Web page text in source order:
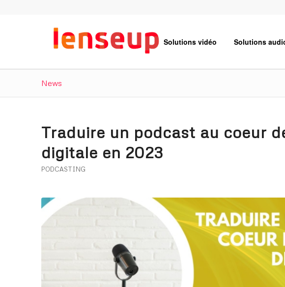
Solutions vidéo Solutions
News
Traduire un podcast au coeur
digitale en 2023
PODCASTING